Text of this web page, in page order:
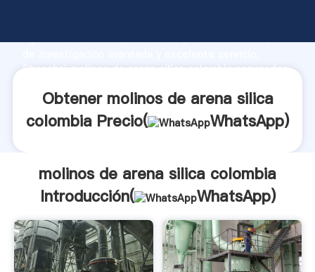
Agarrando fuerte capacidad de producción, fuerza
Shanghai molinos de arena silica colombia proveedor
Obtener molinos de arena silica
colombia Precio(
WhatsApp)
molinos de arena silica colombia
Introducción(
WhatsApp)